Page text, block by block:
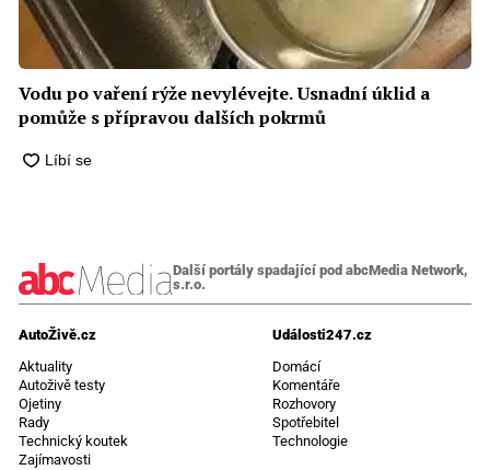
Vodu po vaření rýže nevylévejte. Usnadní úklid a
pomůže s přípravou dalších pokrmů
Další portály spadající pod abcMedia Network,
s.r.o.
AutoŽivě.cz
Aktuality
Autoživě testy
Ojetiny
Rady
Technický koutek
Zajímavosti
Události247.cz
Domácí
Komentáře
Rozhovory
Spotřebitel
Technologie